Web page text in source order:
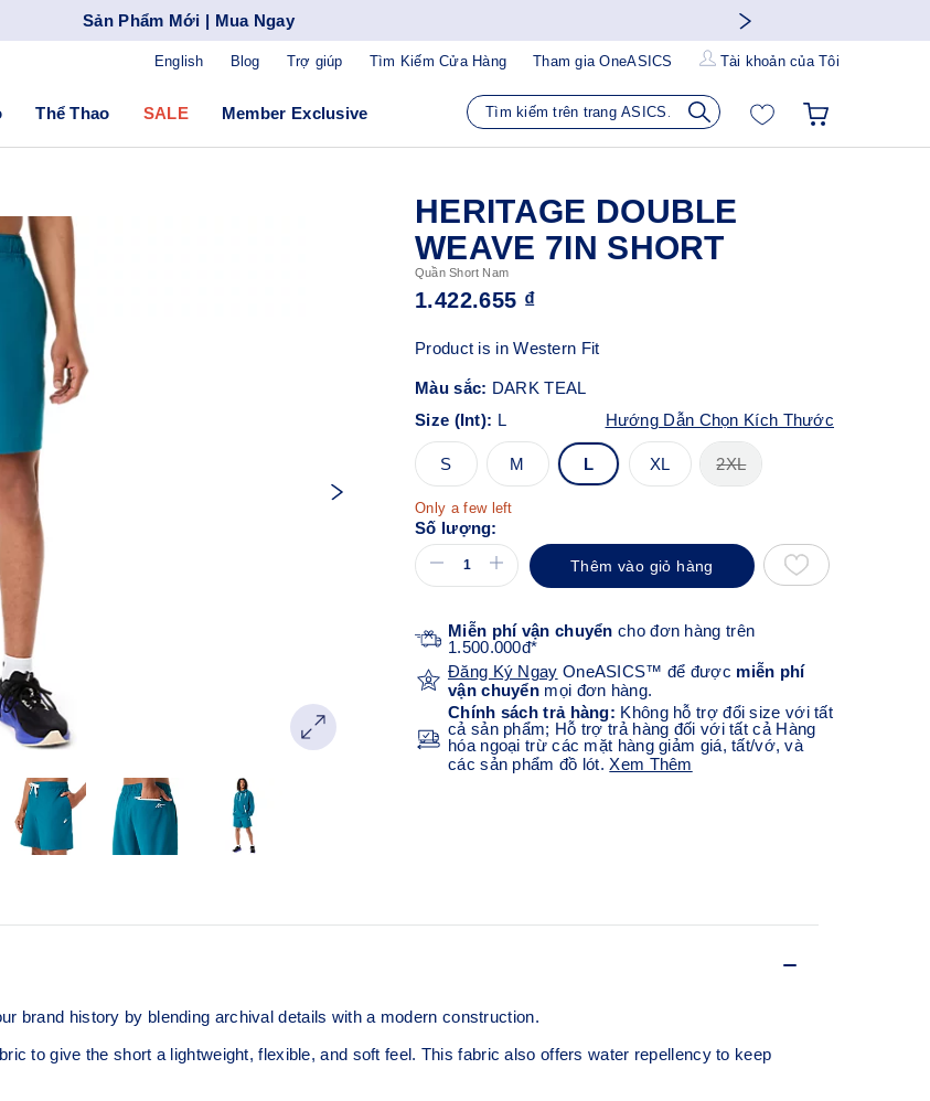
Sản Phẩm Mới | Mua Ngay
Blog Trợ giúp Tìm Kiếm Cửa Hàng Tham gia OneASICS Tài khoản của Tôi
English
Thể Thao SALE Member Exclusive
HERITAGE DOUBLE
WEAVE 7IN SHORT
Quần Short Nam
1.422.655 ₫
Product is in Western Fit
Màu sắc: DARK TEAL
Size (Int): L Hướng Dẫn Chọn Kích Thước
S M L XL 2XL
Only a few left
Số lượng:
Thêm vào giỏ hàng
Miễn phí vận chuyển cho đơn hàng trên
1.500.000đ*
Đăng Ký Ngay OneASICS™ để được miễn phí
vận chuyển mọi đơn hàng.
Chính sách trả hàng: Không hỗ trợ đổi size với tất
cả sản phẩm; Hỗ trợ trả hàng đối với tất cả Hàng
hóa ngoại trừ các mặt hàng giảm giá, tất/vớ, và
các sản phẩm đồ lót.Xem Thêm
brand history by blending archival details with a modern construction.
to give the short a lightweight, flexible, and soft feel. This fabric also offers water repellency to keep